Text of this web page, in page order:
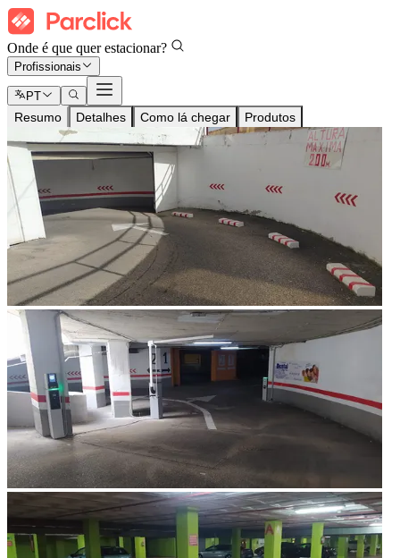
Onde é que quer estacionar?
Profissionais
PT
Resumo Detalhes Como lá chegar Produtos